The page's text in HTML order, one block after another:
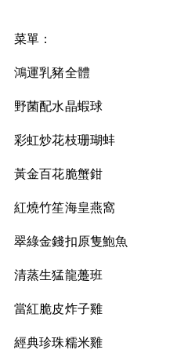
菜單：
鴻運乳豬全體
野菌配水晶蝦球
彩虹炒花枝珊瑚蚌
黃金百花脆蟹鉗
紅燒竹笙海皇燕窩
翠綠金錢扣原隻鮑魚
清蒸生猛龍躉班
當紅脆皮炸子雞
經典珍珠糯米雞